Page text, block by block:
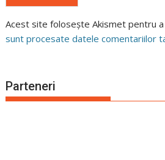
Acest site folosește Akismet pentru
sunt procesate datele comentariilor
Parteneri